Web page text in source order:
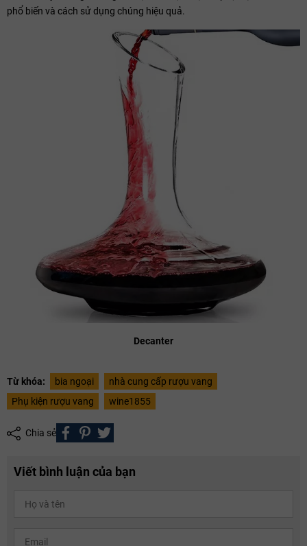
phổ biến và cách sử dụng chúng hiệu quả.
Decanter
Từ khóa: bia ngoại
nhà cung cấp rượu vang
Phụ kiện rượu vang
wine1855
Chia sẻ
Viết bình luận của bạn